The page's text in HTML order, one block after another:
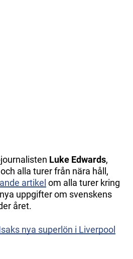
Luke Edwards,
alla turer från nära håll,
artikel om alla turer kring
uppgifter om svenskens
året.
nya superlön i Liverpool